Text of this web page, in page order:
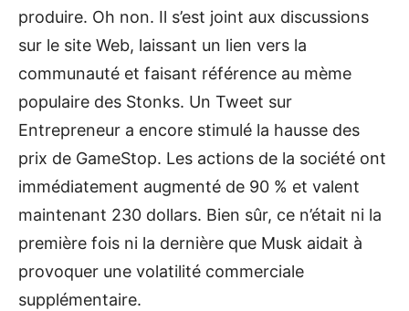
produire. Oh non. Il s’est joint aux discussions
sur le site Web, laissant un lien vers la
communauté et faisant référence au mème
populaire des Stonks. Un Tweet sur
Entrepreneur a encore stimulé la hausse des
prix de GameStop. Les actions de la société ont
immédiatement augmenté de 90 % et valent
maintenant 230 dollars. Bien sûr, ce n’était ni la
première fois ni la dernière que Musk aidait à
provoquer une volatilité commerciale
supplémentaire.